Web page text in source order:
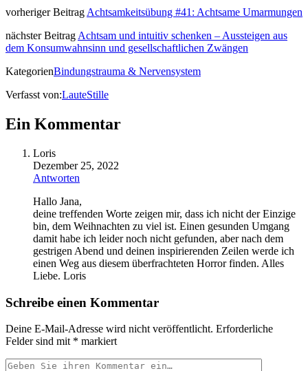
vorheriger Beitrag Achtsamkeitsübung #41: Achtsame Umarmungen
nächster Beitrag Achtsam und intuitiv schenken – Aussteigen aus
dem Konsumwahnsinn und gesellschaftlichen Zwängen
KategorienBindungstrauma & Nervensystem
Verfasst von:LauteStille
Ein Kommentar
Loris
Dezember 25, 2022
Antworten
Hallo Jana,
deine treffenden Worte zeigen mir, dass ich nicht der Einzige
bin, dem Weihnachten zu viel ist. Einen gesunden Umgang
damit habe ich leider noch nicht gefunden, aber nach dem
gestrigen Abend und deinen inspirierenden Zeilen werde ich
einen Weg aus diesem überfrachteten Horror finden. Alles
Liebe. Loris
Schreibe einen Kommentar
Deine E-Mail-Adresse wird nicht veröffentlicht. Erforderliche
Felder sind mit * markiert
Ihr